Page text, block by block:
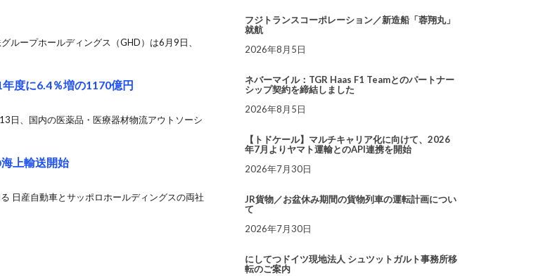
ループホールディングス（GHD）は6月9日、
度に6.4％増の1170億円
日、国内の医薬品・医療器材物流アウトソーシ
上輸送開始
日産自動車とサッポロホールディングスの両社
フジトランスコーポレーション／新造船「蓉翔丸」
就航
2026年8月5日
ネバーマイル：TGR Haas F1 Teamとのパートナー
シップ契約を締結しました
2026年8月5日
【トドケール】マルチキャリア化に向けて、2026
年7月よりヤマト運輸とのAPI連携を開始
2026年7月30日
JR貨物／お盆休み期間の貨物列車の運転計画につい
て
2026年7月30日
にしてつドイツ現地法人 シュツットガルト事務所移
転のご案内